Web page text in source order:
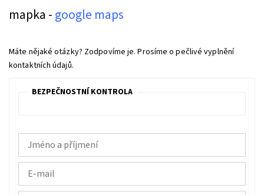
mapka -google maps
Máte nějaké otázky? Zodpovíme je. Prosíme o pečlivé vyplnění
kontaktních údajů.
BEZPEČNOSTNÍ KONTROLA